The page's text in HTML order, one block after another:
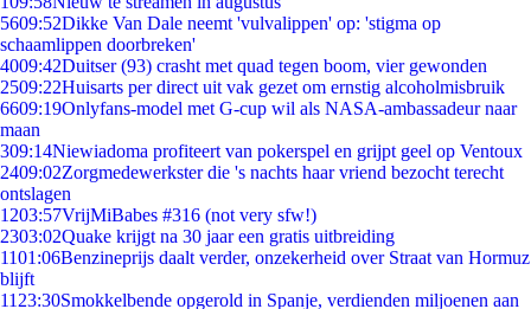
5609:52Dikke Van Dale neemt 'vulvalippen' op: 'stigma op
schaamlippen doorbreken'
4009:42Duitser (93) crasht met quad tegen boom, vier gewonden
2509:22Huisarts per direct uit vak gezet om ernstig alcoholmisbruik
6609:19Onlyfans-model met G-cup wil als NASA-ambassadeur naar
maan
309:14Niewiadoma profiteert van pokerspel en grijpt geel op Ventoux
2409:02Zorgmedewerkster die 's nachts haar vriend bezocht terecht
ontslagen
1203:57VrijMiBabes #316 (not very sfw!)
2303:02Quake krijgt na 30 jaar een gratis uitbreiding
1101:06Benzineprijs daalt verder, onzekerheid over Straat van Hormuz
blijft
11 23:30Smokkelbende opgerold in Spanje, verdienden miljoenen aan